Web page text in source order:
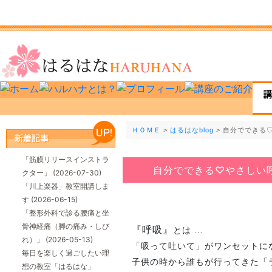
ＨＯＭＥ > はるはなblog > 自分でできる
自分でできる♡やさしい
『呼吸』
とは …
「吸って吐いて」がワンセット
子供の時から誰もが行ってきた
「筋膜リリースインストラ
クター」 (2026-07-30)
「川上楽器」教室開講しま
す (2026-06-15)
「整形外科で診る腰痛と坐
骨神経痛（脚の痛み・しび
れ）」 (2026-05-13)
毎日を楽しく過ごしたい理
想の教室「はるはな」